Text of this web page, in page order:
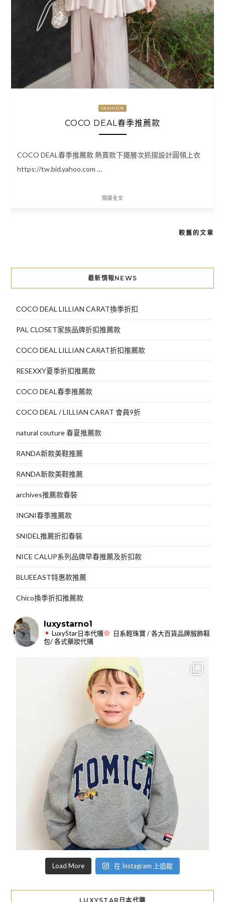
FASHION
COCO DEAL春季推薦款
COCO DEAL春季推薦款 熱賣款下擺層次抓摺設計圓領上衣
https://tw.bid.yahoo.com …
閱讀全文
導
覽
較舊的文章
最新情報NEWS
COCO DEAL LILLIAN CARAT換季折扣
PAL CLOSET家族品牌折扣推薦款
COCO DEAL LILLIAN CARAT折扣推薦款
RESEXXY夏季折扣推薦款
COCO DEAL春季推薦款
COCO DEAL / LILLIAN CARAT 會員9折
natural couture 春夏推薦款
RANDA新款美鞋推薦
RANDA新款美鞋推薦
archives推薦款春裝
INGNI春季推薦款
SNIDEL推薦折扣春裝
NICE CALUP系列品牌早春推薦及折扣款
BLUEEAST特惠款推薦
Chico換季折扣推薦款
luxystarno1
LuxyStar日本代購
日系輕珠寶 / 各大百貨品牌服飾鞋
包/ 各式藥妝代購
Load More 在 Instagram 上追蹤
LUXYSTAR日本代購